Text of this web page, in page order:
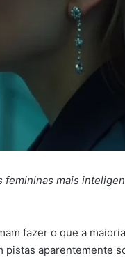
femininas mais
fazer o que a
pistas aparentemente